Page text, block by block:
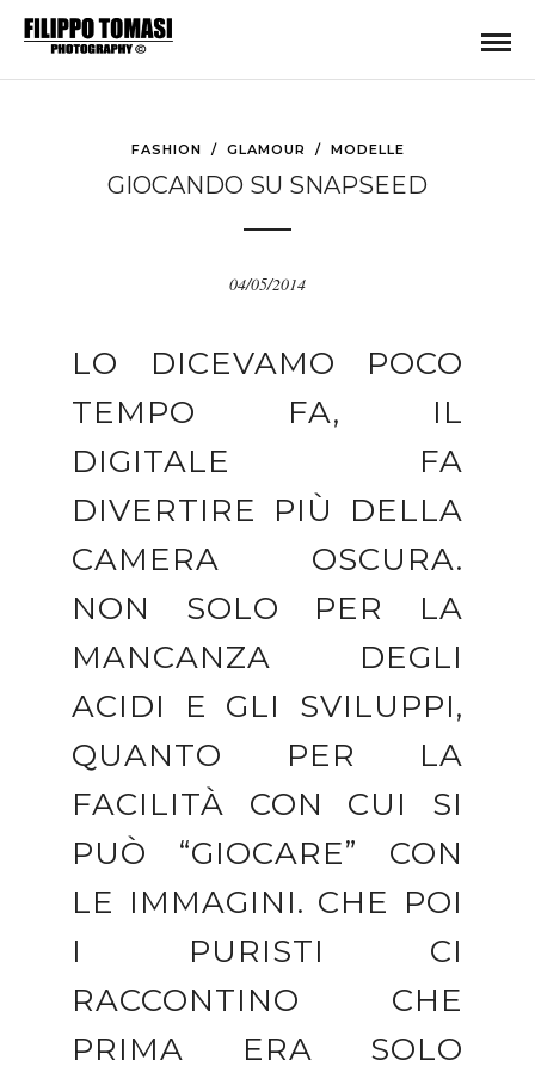
FASHION / GLAMOUR / MODELLE
GIOCANDO SU SNAPSEED
04/05/2014
LO DICEVAMO POCO
TEMPO FA, IL
DIGITALE FA
DIVERTIRE PIÙ DELLA
CAMERA OSCURA.
NON SOLO PER LA
MANCANZA DEGLI
ACIDI E GLI SVILUPPI,
QUANTO PER LA
FACILITÀ CON CUI SI
PUÒ “GIOCARE” CON
LE IMMAGINI. CHE POI
I PURISTI CI
RACCONTINO CHE
PRIMA ERA SOLO